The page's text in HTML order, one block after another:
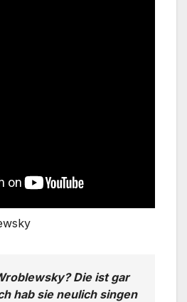
Die ist gar
hab sie neulich singen